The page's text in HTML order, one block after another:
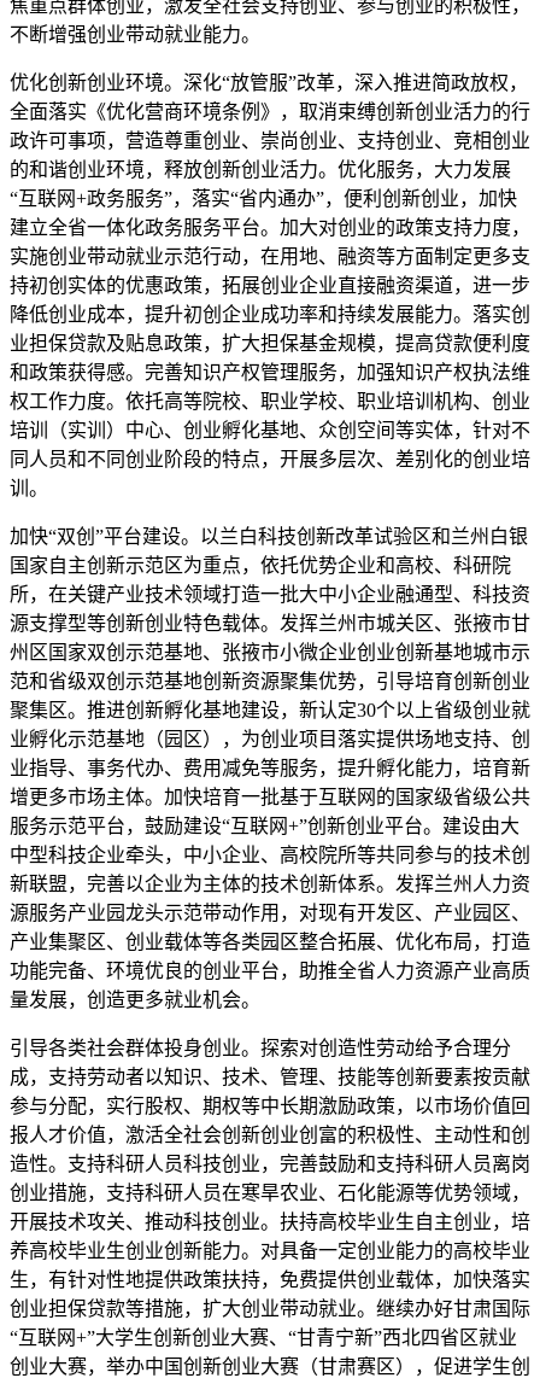
焦重点群体创业，激发全社会支持创业、参与创业的积极性，
不断增强创业带动就业能力。
优化创新创业环境。深化“放管服”改革，深入推进简政放权，
全面落实《优化营商环境条例》，取消束缚创新创业活力的行
政许可事项，营造尊重创业、崇尚创业、支持创业、竞相创业
的和谐创业环境，释放创新创业活力。优化服务，大力发展
“互联网+政务服务”，落实“省内通办”，便利创新创业，加快
建立全省一体化政务服务平台。加大对创业的政策支持力度，
实施创业带动就业示范行动，在用地、融资等方面制定更多支
持初创实体的优惠政策，拓展创业企业直接融资渠道，进一步
降低创业成本，提升初创企业成功率和持续发展能力。落实创
业担保贷款及贴息政策，扩大担保基金规模，提高贷款便利度
和政策获得感。完善知识产权管理服务，加强知识产权执法维
权工作力度。依托高等院校、职业学校、职业培训机构、创业
培训（实训）中心、创业孵化基地、众创空间等实体，针对不
同人员和不同创业阶段的特点，开展多层次、差别化的创业培
训。
加快“双创”平台建设。以兰白科技创新改革试验区和兰州白银
国家自主创新示范区为重点，依托优势企业和高校、科研院
所，在关键产业技术领域打造一批大中小企业融通型、科技资
源支撑型等创新创业特色载体。发挥兰州市城关区、张掖市甘
州区国家双创示范基地、张掖市小微企业创业创新基地城市示
范和省级双创示范基地创新资源聚集优势，引导培育创新创业
聚集区。推进创新孵化基地建设，新认定30个以上省级创业就
业孵化示范基地（园区），为创业项目落实提供场地支持、创
业指导、事务代办、费用减免等服务，提升孵化能力，培育新
增更多市场主体。加快培育一批基于互联网的国家级省级公共
服务示范平台，鼓励建设“互联网+”创新创业平台。建设由大
中型科技企业牵头，中小企业、高校院所等共同参与的技术创
新联盟，完善以企业为主体的技术创新体系。发挥兰州人力资
源服务产业园龙头示范带动作用，对现有开发区、产业园区、
产业集聚区、创业载体等各类园区整合拓展、优化布局，打造
功能完备、环境优良的创业平台，助推全省人力资源产业高质
量发展，创造更多就业机会。
引导各类社会群体投身创业。探索对创造性劳动给予合理分
成，支持劳动者以知识、技术、管理、技能等创新要素按贡献
参与分配，实行股权、期权等中长期激励政策，以市场价值回
报人才价值，激活全社会创新创业创富的积极性、主动性和创
造性。支持科研人员科技创业，完善鼓励和支持科研人员离岗
创业措施，支持科研人员在寒旱农业、石化能源等优势领域，
开展技术攻关、推动科技创业。扶持高校毕业生自主创业，培
养高校毕业生创业创新能力。对具备一定创业能力的高校毕业
生，有针对性地提供政策扶持，免费提供创业载体，加快落实
创业担保贷款等措施，扩大创业带动就业。继续办好甘肃国际
“互联网+”大学生创新创业大赛、“甘青宁新”西北四省区就业
创业大赛，举办中国创新创业大赛（甘肃赛区），促进学生创